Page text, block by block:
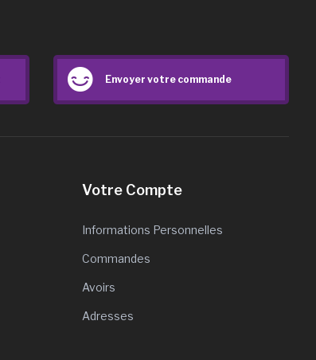
Envoyer votre commande
Votre Compte
Informations Personnelles
Commandes
Avoirs
Adresses